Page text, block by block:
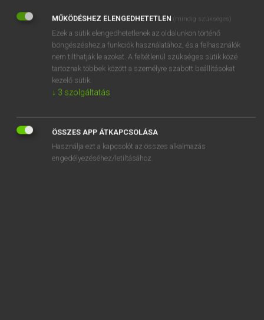
SZOTAR.NET APPLIKÁCIÓ
ONLINE NYELVVIZSGA
MŰKÖDÉSHEZ ELENGEDHETETLEN (mindig szükséges)
Ezek a sütik elengedhetetlenek az oldalunkon történő
böngészéshez,a funkciók használatához, és a felhasználók
nem tilthatják le azokat. A feltétlenül szükséges sütik közé
tartoznak többek között a személyre szabott beállításokat
kezelő sütik.
↓ 3 szolgáltatás
ÖSSZES APP ÁTKAPCSOLÁSA
Használja ezt a kapcsolót az összes alkalmazás
engedélyezéséhez/letiltásához.